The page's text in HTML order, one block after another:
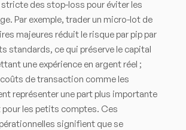
des stop-loss pour éviter les
Par exemple, trader un micro-lot de
majeures réduit le risque par pip par
standards, ce qui préserve le capital
une expérience en argent réel ;
de transaction comme les
représenter une part plus importante
pour les petits comptes. Ces
signifient que se